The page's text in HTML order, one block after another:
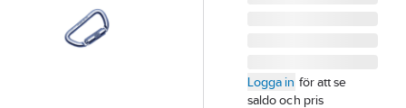
Logga in för att se
saldo och pris